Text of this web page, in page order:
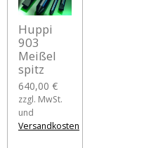
Huppi
903
Meißel
spitz
640,00 €
zzgl. MwSt.
und
Versandkosten